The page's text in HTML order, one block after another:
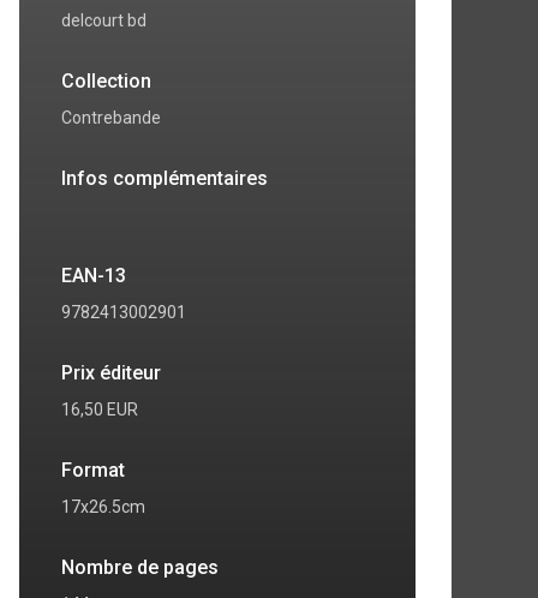
delcourt bd
Collection
Contrebande
Infos complémentaires
EAN-13
9782413002901
Prix éditeur
16,50 EUR
Format
17x26.5cm
Nombre de pages